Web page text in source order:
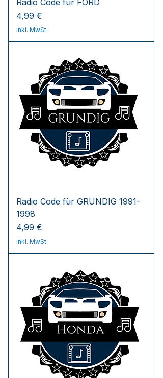
Radio Code für FORD
Preis
4,99 €
inkl. MwSt.
Radio Code für GRUNDIG 1991-
1998
Preis
4,99 €
inkl. MwSt.